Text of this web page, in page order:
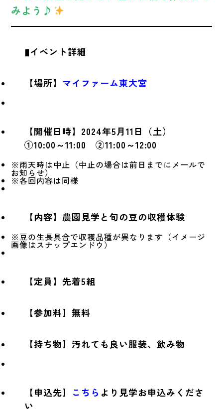
みよう♪
▮イベント詳細
【場所】 マイファーム東大宮
【開催日時】2024年5月11日（土）
①10:00～11:00 ②11:00～12:00
※雨天時は中止（中止の場合は前日までにメールで
お知らせ）
※各回内容は同様
【内容】農園見学と旬の豆の収穫体験
※豆の生長具合で収穫品種が異なります（イメージ
画像はスナップエンドウ）
【定員】先着5組
【参加料】無料
【持ち物】汚れても良い服装、飲み物
【申込先】 こちら より見学お申込みくださ
い